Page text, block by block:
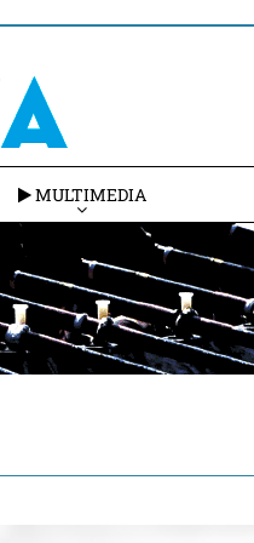
MULTIMEDIA